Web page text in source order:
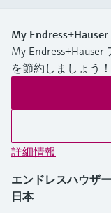
My Endress+Hauser
My
を節約しましょう！
詳細情報
エンドレスハウザ
日本